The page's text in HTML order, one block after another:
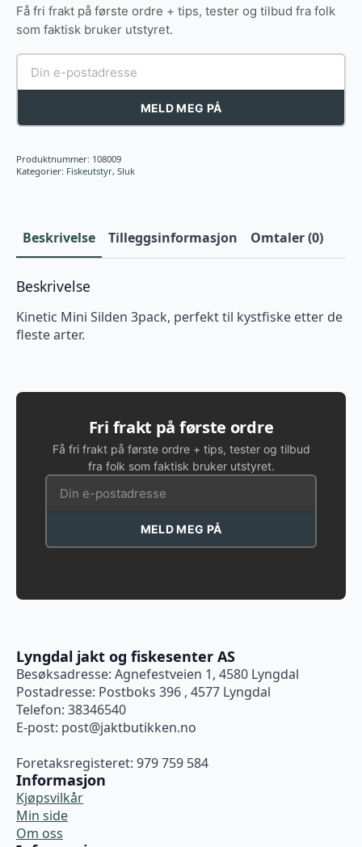
Få fri frakt på første ordre + tips, tester og tilbud fra folk
som faktisk bruker utstyret.
MELD MEG PÅ
Produktnummer: 108009
Kategorier: Fiskeutstyr, Sluk
Beskrivelse Tilleggsinformasjon Omtaler (0)
Beskrivelse
Kinetic Mini Silden 3pack, perfekt til kystfiske etter de
fleste arter.
Fri frakt på første ordre
Få fri frakt på første ordre + tips, tester og tilbud
fra folk som faktisk bruker utstyret.
MELD MEG PÅ
Lyngdal jakt og fiskesenter AS
Besøksadresse: Agnefestveien 1, 4580 Lyngdal
Postadresse: Postboks 396 , 4577 Lyngdal
Telefon: 38346540
E-post: post@jaktbutikken.no
Foretaksregisteret: 979 759 584
Informasjon
Kjøpsvilkår
Min side
Om oss